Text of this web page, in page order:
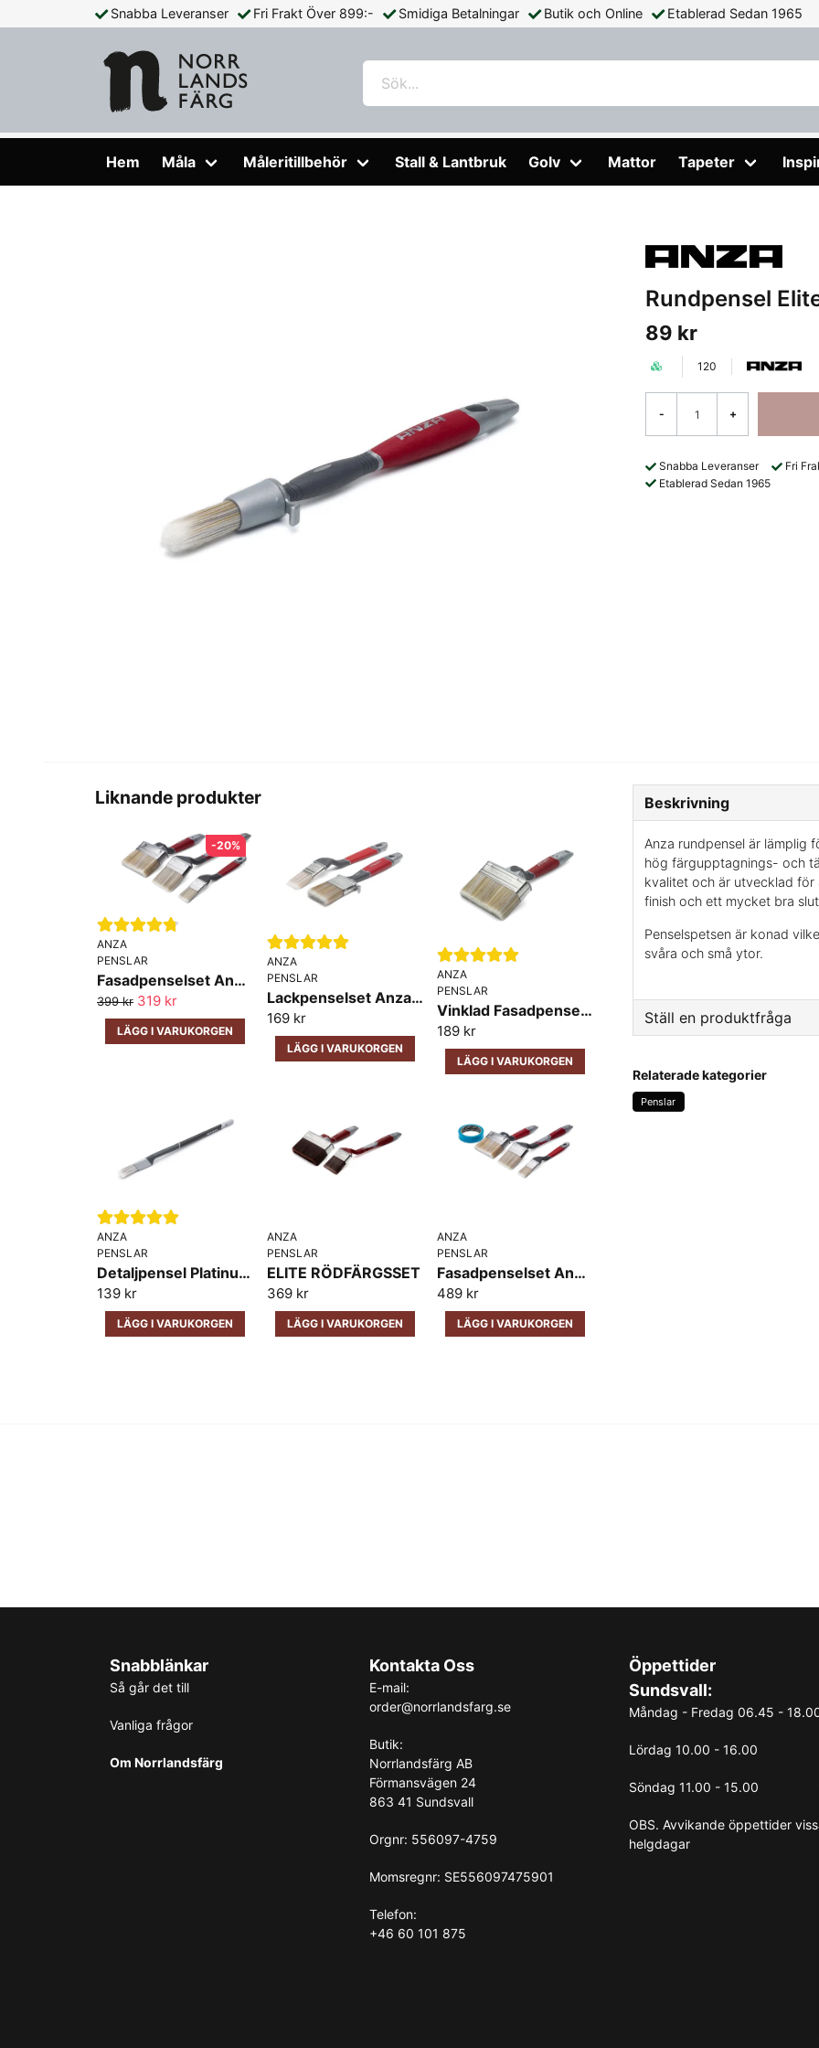
Snabba Leveranser Fri Frakt Över 899:- Smidiga Betalningar Butik och Online Etablerad Sedan 1965
Hem Måla Måleritillbehör Stall & Lantbruk Golv Mattor Tapeter
Rundpensel
89 kr
120
- +
Snabba Leveranser Fri
Etablerad Sedan 1965
Liknande produkter
ANZA
PENSLAR
Fasadpenselset Anza Elite 3 pack
399 kr 319 kr
LÄGG I VARUKORGEN
-20%
ANZA
PENSLAR
Lackpenselset Anza Elite
169 kr
LÄGG I VARUKORGEN
ANZA
PENSLAR
Vinklad Fasadpensel Anza Elite
189 kr
LÄGG I VARUKORGEN
ANZA
PENSLAR
Detaljpensel Platinum Precision Anza
139 kr
LÄGG I VARUKORGEN
ANZA
PENSLAR
ELITE RÖDFÄRGSSET
369 kr
LÄGG I VARUKORGEN
ANZA
PENSLAR
Fasadpenselset Anza Elite 3 pack med tejp
489 kr
LÄGG I VARUKORGEN
Beskrivning
Anza rundpensel är lämplig
hög färgupptagnings- och
kvalitet och är utvecklad för
finish och ett mycket bra
Penselspetsen är konad
svåra och små ytor.
Ställ en produktfråga
Fråga oss något om
Relaterade kategorier
Penslar
Snabblänkar
Så går det till
Vanliga frågor
Om Norrlandsfärg
Kontakta Oss
E-mail:
order@norrlandsfarg.se
Butik:
Norrlandsfärg AB
Förmansvägen 24
863 41 Sundsvall
Orgnr: 556097-4759
Momsregnr: SE556097475901
Telefon:
+46 60 101 875
Öppettider
Sundsvall:
Måndag - Fredag 06.45 -
Lördag 10.00 - 16.00
Söndag 11.00 - 15.00
OBS. Avvikande öppettider
helgdagar